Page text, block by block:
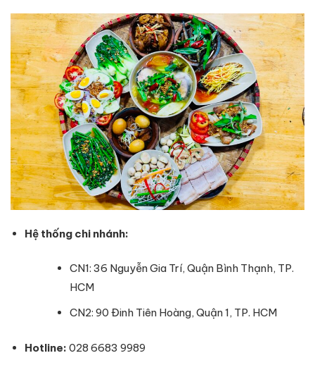
Hệ thống chi nhánh:
CN1: 36 Nguyễn Gia Trí, Quận Bình Thạnh, TP.
HCM
CN2: 90 Đinh Tiên Hoàng, Quận 1, TP. HCM
Hotline: 028 6683 9989